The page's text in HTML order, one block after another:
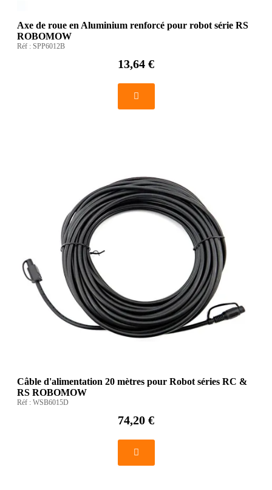
Axe de roue en Aluminium renforcé pour robot série RS
ROBOMOW
Réf : SPP6012B
13,64 €
Câble d'alimentation 20 mètres pour Robot séries RC &
RS ROBOMOW
Réf : WSB6015D
74,20 €